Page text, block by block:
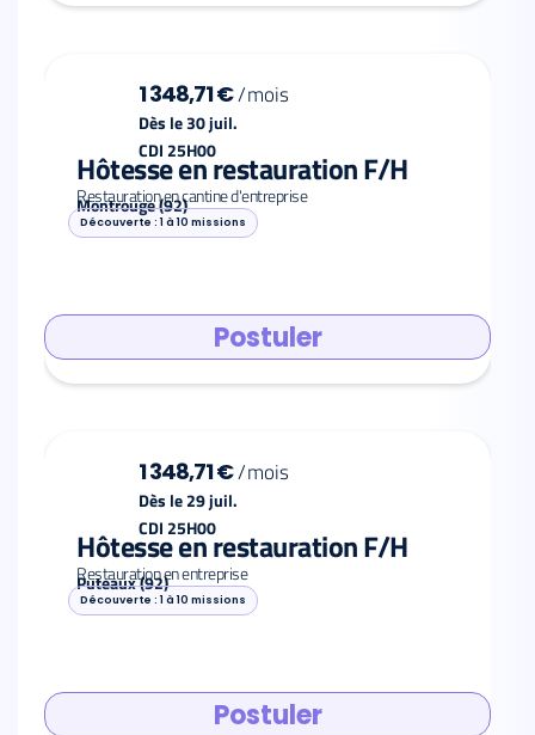
1 348,71 €/mois
Dès le 30 juil.
CDI 25H00
Hôtesse en restauration F/H
Restauration en cantine d'entreprise
Montrouge (92)
Découverte : 1 à 10 missions
Postuler
1 348,71 €/mois
Dès le 29 juil.
CDI 25H00
Hôtesse en restauration F/H
Restauration en entreprise
Puteaux (92)
Découverte : 1 à 10 missions
Postuler